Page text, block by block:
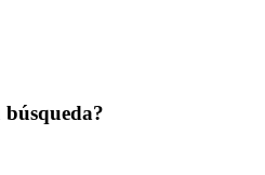
búsqueda?